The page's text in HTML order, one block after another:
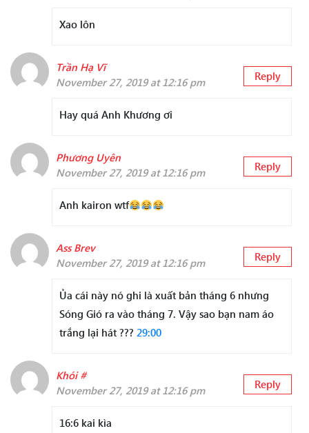
Xao lôn
Trần Hạ Vĩ
November 27, 2019 at 12:16 pm
Reply
Hay quá Anh Khương ơi
Phương Uyên
November 27, 2019 at 12:16 pm
Reply
Anh kairon wtf
Ass Brev
November 27, 2019 at 12:16 pm
Reply
Ủa cái này nó ghi là xuất bản tháng 6 nhưng
Sóng Gió ra vào tháng 7. Vậy sao bạn nam áo
trắng lại hát ??? 29:00
Khói #
November 27, 2019 at 12:16 pm
Reply
16:6 kai kìa